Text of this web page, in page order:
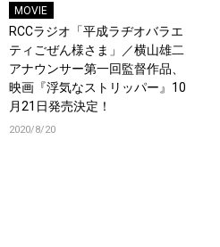
MOVIE
RCCラジオ「平成ラヂオバラエ
ティごぜん様さま」／横山雄二
アナウンサー第一回監督作品、
映画『浮気なストリッパー』10
月21日発売決定！
2020/8/20